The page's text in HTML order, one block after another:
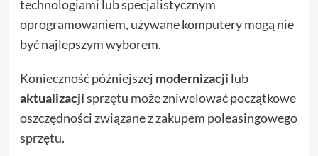
technologiami lub specjalistycznym
oprogramowaniem, używane komputery mogą nie
być najlepszym wyborem.
Konieczność późniejszej modernizacji lub
aktualizacjisprzętu może zniwelować początkowe
oszczędności związane z zakupem poleasingowego
sprzętu.